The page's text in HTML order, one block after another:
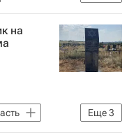
Министерство внутренних дел РФ (МВД России)
на
Еще3